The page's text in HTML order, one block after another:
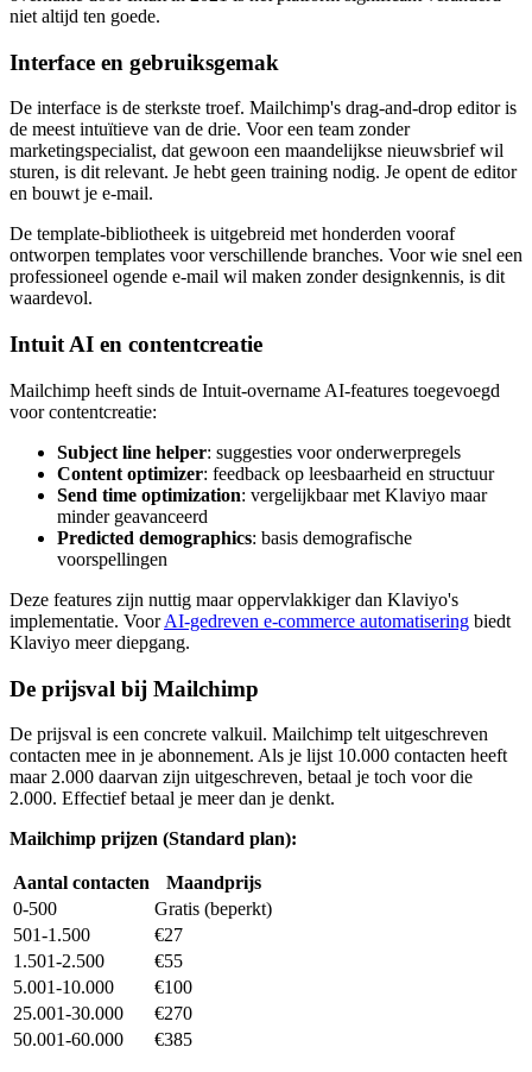
niet altijd ten goede.
Interface en gebruiksgemak
De interface is de sterkste troef. Mailchimp's drag-and-drop editor is
de meest intuïtieve van de drie. Voor een team zonder
marketingspecialist, dat gewoon een maandelijkse nieuwsbrief wil
sturen, is dit relevant. Je hebt geen training nodig. Je opent de editor
en bouwt je e-mail.
De template-bibliotheek is uitgebreid met honderden vooraf
ontworpen templates voor verschillende branches. Voor wie snel een
professioneel ogende e-mail wil maken zonder designkennis, is dit
waardevol.
Intuit AI en contentcreatie
Mailchimp heeft sinds de Intuit-overname AI-features toegevoegd
voor contentcreatie:
Subject line helper: suggesties voor onderwerpregels
Content optimizer: feedback op leesbaarheid en structuur
Send time optimization: vergelijkbaar met Klaviyo maar
minder geavanceerd
Predicted demographics: basis demografische
voorspellingen
Deze features zijn nuttig maar oppervlakkiger dan Klaviyo's
implementatie. VoorAI-gedreven e-commerce automatisering biedt
Klaviyo meer diepgang.
De prijsval bij Mailchimp
De prijsval is een concrete valkuil. Mailchimp telt uitgeschreven
contacten mee in je abonnement. Als je lijst 10.000 contacten heeft
maar 2.000 daarvan zijn uitgeschreven, betaal je toch voor die
2.000. Effectief betaal je meer dan je denkt.
Mailchimp prijzen (Standard plan):
Aantal contacten
Maandprijs
0-500
Gratis (beperkt)
501-1.500
€27
1.501-2.500
€55
5.001-10.000
€100
25.001-30.000
€270
50.001-60.000
€385